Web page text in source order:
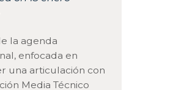
la agenda
enfocada en
una articulación con
Media Técnico